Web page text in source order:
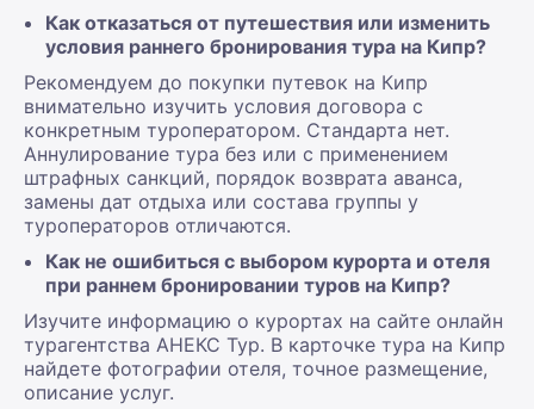
Как отказаться от путешествия или изменить
условия раннего бронирования тура на Кипр?
Рекомендуем до покупки путевок на Кипр
внимательно изучить условия договора с
конкретным туроператором. Стандарта нет.
Аннулирование тура без или с применением
штрафных санкций, порядок возврата аванса,
замены дат отдыха или состава группы у
туроператоров отличаются.
Как не ошибиться с выбором курорта и отеля
при раннем бронировании туров на Кипр?
Изучите информацию о курортах на сайте онлайн
турагентства АНЕКС Тур. В карточке тура на Кипр
найдете фотографии отеля, точное размещение,
описание услуг.